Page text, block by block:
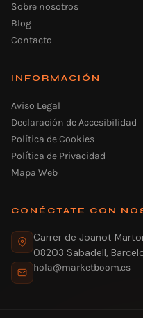
Sobre nosotros
Blog
Contacto
INFORMACIÓN
Aviso Legal
Declaración de Accesibilidad
Política de Cookies
Política de Privacidad
Mapa Web
CONÉCTATE CON
Carrer de Joanot
08203 Sabadell,
hola@marketboom.es